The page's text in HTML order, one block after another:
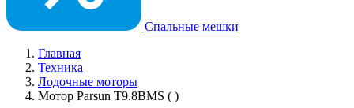
Спальные мешки
Главная
Техника
Лодочные моторы
Мотор Parsun T9.8BMS ( )